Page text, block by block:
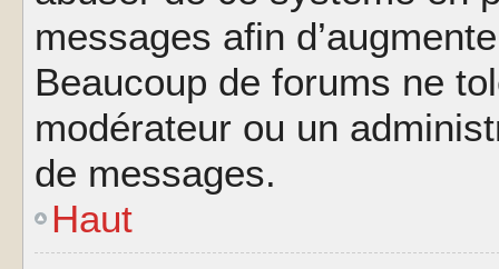
messages afin
Beaucoup de forums ne
modérateur ou un
de messages.
Haut